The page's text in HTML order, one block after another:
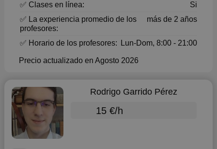
✅ Clases en línea:
Si
✅ La experiencia promedio de los
profesores:
más de 2 años
✅ Horario de los profesores: Lun-Dom, 8:00 - 21:00
Precio actualizado en Agosto 2026
Rodrigo Garrido Pérez
15 €/h